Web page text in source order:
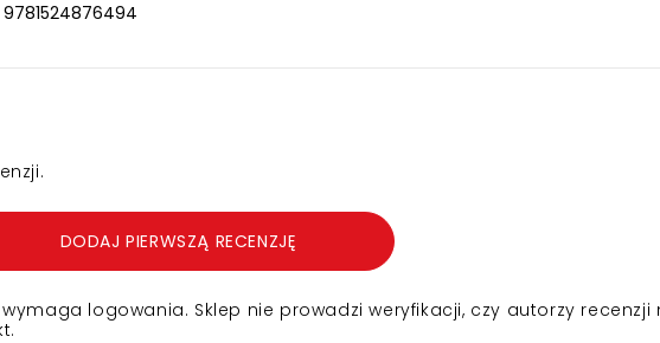
9781524876494
DODAJ PIERWSZĄ RECENZJĘ
logowania. Sklep nie prowadzi weryfikacji, czy autorzy recenzji